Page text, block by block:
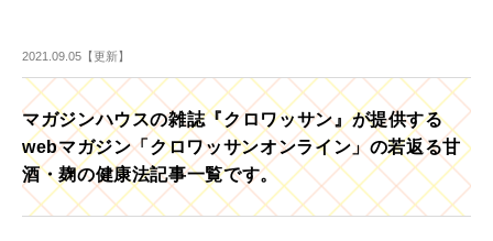
2021.09.05【更新】
マガジンハウスの雑誌『クロワッサン』が提供する
webマガジン「クロワッサンオンライン」の若返る甘
酒・麹の健康法記事一覧です。